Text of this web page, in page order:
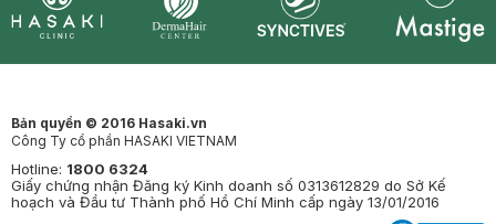
Bản quyền © 2016 Hasaki.vn
Công Ty cổ phần HASAKI VIETNAM
Hotline: 1800 6324
Giấy chứng nhận Đăng ký Kinh doanh số 0313612829 do Sở Kế
hoạch và Đầu tư Thành phố Hồ Chí Minh cấp ngày 13/01/2016